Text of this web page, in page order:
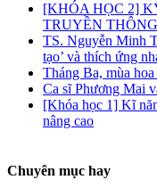
[KHÓA HỌC 2]
TRUYỀN THÔNG
TS. Nguyễn Minh
tạo’ và thích ứng
Tháng Ba, mùa
Ca sĩ Phương Mai
[Khóa học 1] Kĩ
nâng cao
Chuyên mục hay